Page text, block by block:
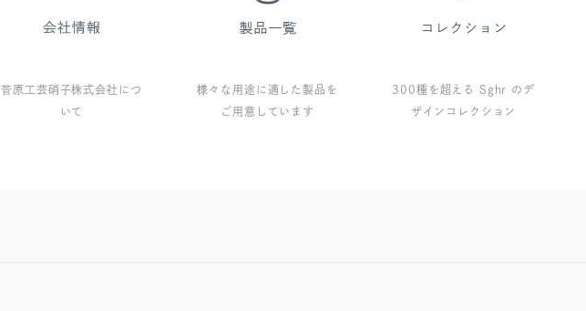
菅原工芸硝子株式会社につ
いて
様々な用途に適した製品を
ご用意しています
300種を超える Sghr のデ
ザインコレクション